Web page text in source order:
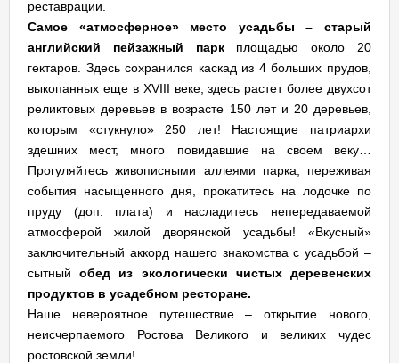
реставрации.
Самое «атмосферное» место усадьбы – старый
английский пейзажный паркплощадью около 20
гектаров. Здесь сохранился каскад из 4 больших прудов,
выкопанных еще в XVIII веке, здесь растет более двухсот
реликтовых деревьев в возрасте 150 лет и 20 деревьев,
которым «стукнуло» 250 лет! Настоящие патриархи
здешних мест, много повидавшие на своем веку…
Прогуляйтесь живописными аллеями парка, переживая
события насыщенного дня, прокатитесь на лодочке по
пруду (доп. плата) и насладитесь непередаваемой
атмосферой жилой дворянской усадьбы! «Вкусный»
заключительный аккорд нашего знакомства с усадьбой –
сытныйобед из экологически чистых деревенских
продуктов в усадебном ресторане.
Наше невероятное путешествие – открытие нового,
неисчерпаемого Ростова Великого и великих чудес
ростовской земли!